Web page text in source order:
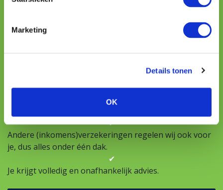
Marketing
Details tonen
OK
uitgebreide verzuimanalyse.
✔
Een vergelijking van de beste aanbieders, zo krijg je de
✔
Andere (inkomens)verzekeringen regelen wij ook voor
je, dus alles onder één dak.
✔
Je krijgt volledig en onafhankelijk advies.